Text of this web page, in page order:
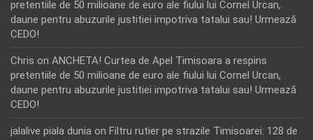
pretentiile de 50 milioane de euro ale fiului lui Cornel Urcan,
daune pentru abuzurile justitiei impotriva tatalui sau! Urmează
CEDO!
Chris on ANCHETA! Curtea de Apel Timisoara a respins
pretentiile de 50 milioane de euro ale fiului lui Cornel Urcan,
daune pentru abuzurile justitiei impotriva tatalui sau! Urmează
CEDO!
jalalive piala dunia on Filtru rutier pe strazile Timisoarei: 128 de